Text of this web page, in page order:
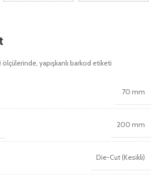
yapışkanlı barkod etiketi
70 mm
200 mm
Die-Cut (Kesikli)